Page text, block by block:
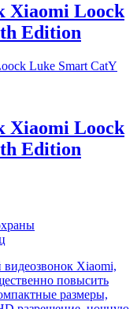
Xiaomi Loock
Edition
Xiaomi Loock
Edition
Xiaomi,
повысить
размеры,